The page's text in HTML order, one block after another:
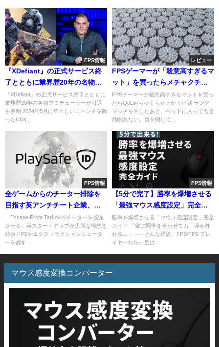
FPS情報
『XDefiant』の正式サービス終
了とともに業界歴20年の名物プ
ロデューサーが引退を表明
『XDefiant』の正式サービス終了とともに
業界歴20年の名物プロデューサーが引退
を表明 2024年5月に華々しいローンチを飾
ったUbis...
レビュー
FPSゲーマーが「殺意高すぎるマ
ット」を買ったらメチャクチャ
QoL上がった話【シャクティマ
ット】
FPSゲーマーが殺意高すぎるマットを買っ
たらQoLめちゃくちゃ上がった話 ランク
マッチを回したあと、ベッドに入っても全
然眠れない。目を閉じて...
FPS情報
全ゲームからのチーター排除を
目指す英アンチチート企業、手
始めに「タルコフのチーターを
撲滅させる」という超大胆な構
想を発表。
「Escape From Tarkovのチーターを撲滅
させる」英スタートアップが大胆な構想を
発表 FPSやエクストラクションシュータ
ーを愛す...
FPS情報
【5分で完了】勝率を爆増させる
「最強マウス感度設定」完全ガ
イド【FPS/TPS】
勝率を爆増させる「マウス感度設定」完全
ガイド 「敵に照準を合わせても、弾が外
れる…」 ── そんな経験、FPS/TPS プレ
イヤーなら一度は...
マウス感度変換コンバーター